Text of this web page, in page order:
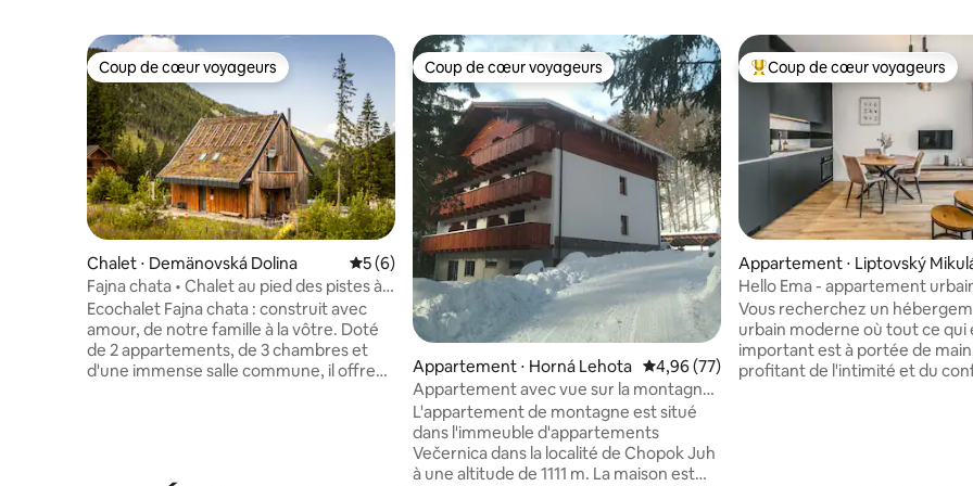
Coup de cœur voyageurs
Coup de cœur voyageurs
Chalet ⋅ Demänovská Dolina Évaluation moyenne sur la base de 6 commentaires : 5 sur 5
5 (6)
Fajna chata • Chalet au pied des pistes à
Jasna
Ecochalet Fajna chata : construit avec
amour, de notre famille à la vôtre. Doté
de 2 appartements, de 3 chambres et
d'une immense salle commune, il offre
Coup de cœur voyageurs
Coup de cœur voyageurs
Appartement ⋅ Horná Lehota Évaluation moyenne sur la base de 77
4,96 (77)
Appartement avec vue sur la montagne
- Chopok Juh 1111 mètres
L'appartement de montagne est situé
dans l'immeuble d'appartements
Večernica dans la localité de Chopok Juh
à une altitude de 1111 m. La maison est
Coups de cœur voyageurs les
Coup de cœur voyageurs
Appartement ⋅ Liptovský
Hello Ema - appartement
moderne
Vous recherchez un
urbain moderne où tout ce qui
important est à portée de
profitant de l'intimité et du